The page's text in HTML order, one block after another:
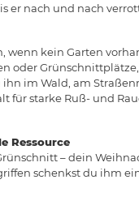
er nach und nach
wenn kein Garten
oder
im Wald, am
für starke Ruß- und
Ressource
– dein
schenkst du ihm